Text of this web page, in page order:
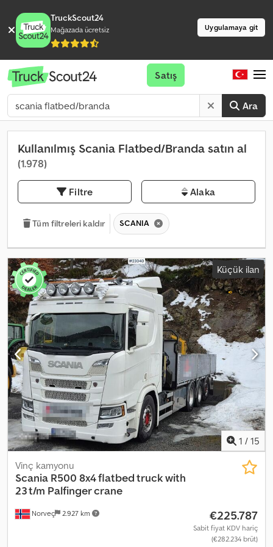
TruckScout24
Mağazada ücretsiz Uygulamaya git
Ara
Satış
Kullanılmış Scania Flatbed/Branda satın al
(1.978)
Filtre Alaka
Tüm filtreleri kaldır SCANIA
Küçük ilan
1 / 15
Norveç 2.927 km
Vinç kamyonu
Scania R500 8x4 flatbed truck with
23 t/m Palfinger crane
€225.787
Sabit fiyat KDV hariç
(€282.234 brüt)